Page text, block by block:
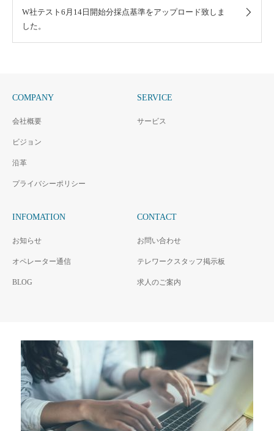
W社テスト6月14日開始分採点基準をアップロード致しま
した。
COMPANY
会社概要
ビジョン
沿革
プライバシーポリシー
SERVICE
サービス
INFOMATION
お知らせ
オペレーター通信
BLOG
CONTACT
お問い合わせ
テレワークスタッフ掲示板
求人のご案内